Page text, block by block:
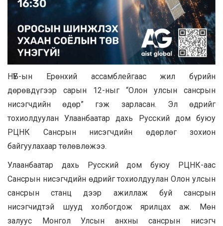
НҮБ-ын Ерөнхий ассамблейгаас жил бүрийн
дөрөвдүгээр сарын 12-ныг “Олон улсын сансрын
нисэгчдийн өдөр” гэж зарласан. Эл өдрийг
тохиолдуулан Улаанбаатар дахь Русский дом буюу
РЦНК Сансрын нисэгчдийн өдөрлөг зохион
байгуулахаар төлөвлөжээ.
Улаанбаатар дахь Русский дом буюу РЦНК-аас
Сансрын нисэгчдийн өдрийг тохиолдуулан Олон улсын
сансрын станц дээр ажиллаж буй сансрын
нисэгчидтэй шууд холбогдож ярилцах аж. Мөн
залуус Монгол Улсын анхны сансрын нисэгч